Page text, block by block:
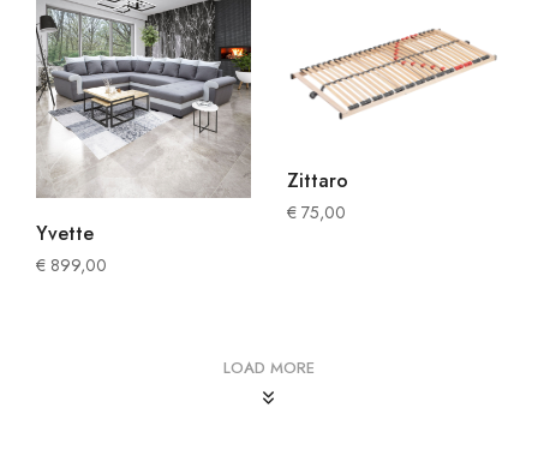
Yvette
€ 899,00
Zittaro
€ 75,00
LOAD MORE